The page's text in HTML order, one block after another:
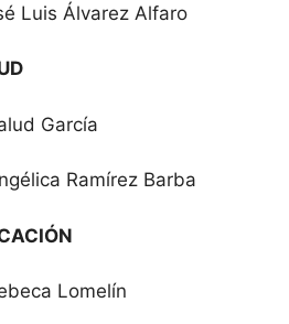
Álvarez Alfaro
García
Ramírez Barba
Lomelín